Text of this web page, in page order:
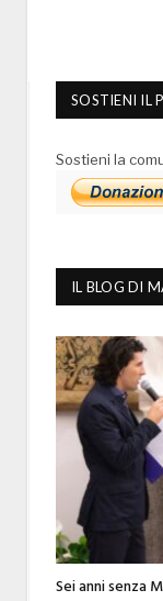
SOSTIENI IL
Sostieni la
IL BLOG DI
Sei anni senza